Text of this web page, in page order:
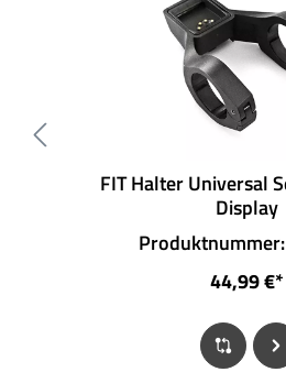
FIT Halter Universal
Display
44,99 €*